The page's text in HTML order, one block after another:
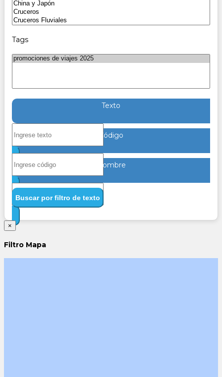
Tags
Texto
Código
Nombre
Buscar por filtro de texto
×
Filtro Mapa